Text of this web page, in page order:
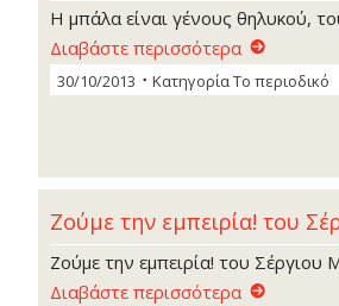
Η µπάλα είναι γένους θηλυκού,
Διαβάστε περισσότερα
30/10/2013 ΚατηγορίαΤο περιοδικό
Ζούµε την εµπειρία! του
Ζούµε την εµπειρία! του Σέργιου
Διαβάστε περισσότερα